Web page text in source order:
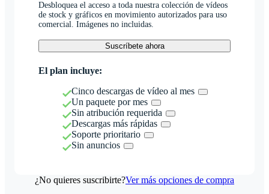
Desbloquea el acceso a toda nuestra colección de vídeos
de stock y gráficos en movimiento autorizados para uso
comercial. Imágenes no incluidas.
Suscríbete ahora
El plan incluye:
Cinco descargas de vídeo al mes
Un paquete por mes
Sin atribución requerida
Descargas más rápidas
Soporte prioritario
Sin anuncios
¿No quieres suscribirte?Ver más opciones de compra